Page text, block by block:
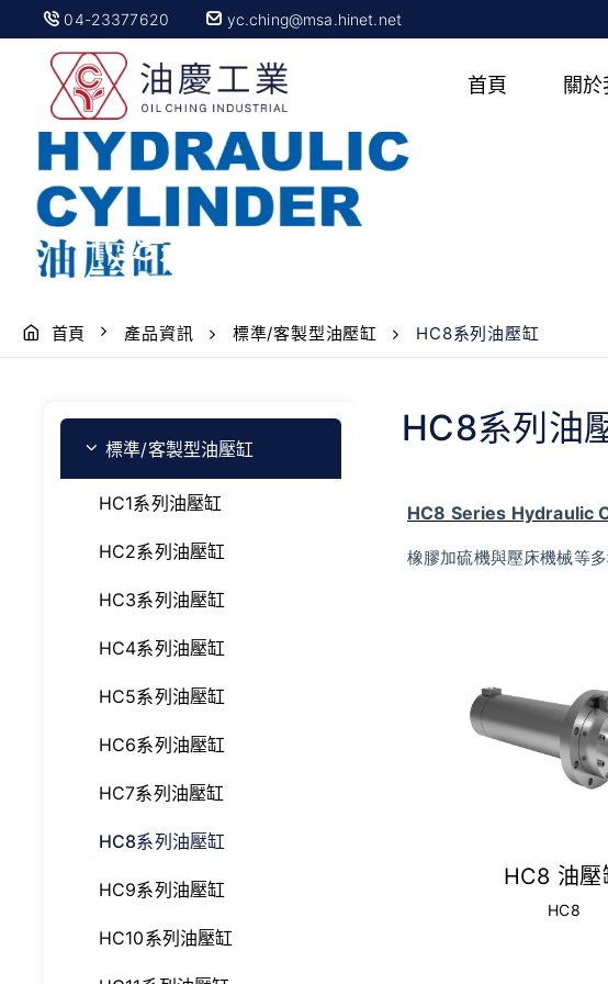
04-23377620 yc.ching@msa.hinet.net
首頁 關於
HC8系列油壓缸
首頁 產品資訊 標準/客製型油壓缸 HC8系列油壓缸
標準/客製型油壓缸
HC1系列油壓缸
HC2系列油壓缸
HC3系列油壓缸
HC4系列油壓缸
HC5系列油壓缸
HC6系列油壓缸
HC7系列油壓缸
HC8系列油壓缸
HC9系列油壓缸
HC10系列油壓缸
HC8系列油
HC8 Series Hydraulic
橡膠加硫機與壓床機械等
HC8 油壓
HC8